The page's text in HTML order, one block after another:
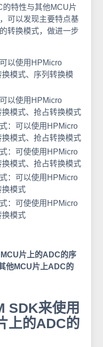
特性与其他MCU片
可以发现主要特点基
转换模式，做进一步
以使用HPMicro
模式、序列转换模
以使用HPMicro
模式、抢占转换模式
：可以使用HPMicro
模式、抢占转换模式
：可使使用HPMicro
模式、抢占转换模式
：可以使用HPMicro
换模式
：可使使用HPMicro
换模式
片上的ADC的序
他MCU片上ADC的
SDK来使用
上的ADC的